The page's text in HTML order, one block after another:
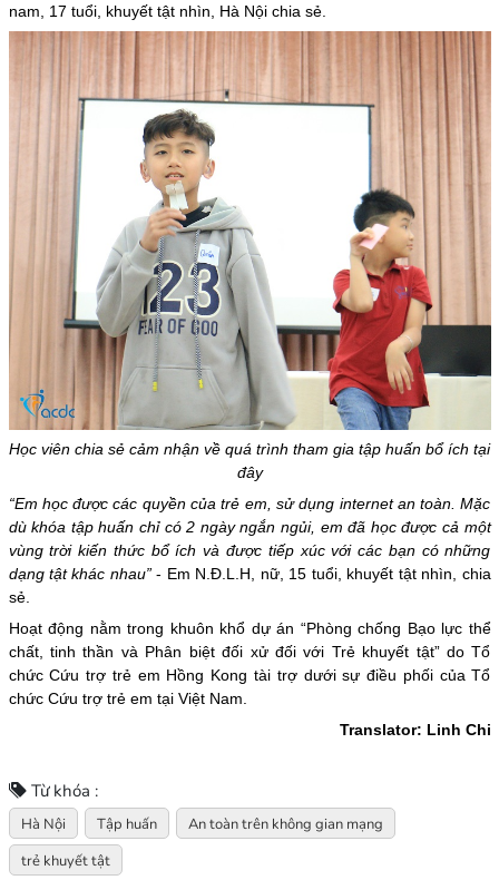
nam, 17 tuổi, khuyết tật nhìn, Hà Nội chia sẻ.
Học viên chia sẻ cảm nhận về quá trình tham gia tập huấn bổ ích tại
đây
“Em học được các quyền của trẻ em, sử dụng internet an toàn. Mặc
dù khóa tập huấn chỉ có 2 ngày ngắn ngủi, em đã học được cả một
vùng trời kiến thức bổ ích và được tiếp xúc với các bạn có những
dạng tật khác nhau”- Em N.Đ.L.H, nữ, 15 tuổi, khuyết tật nhìn, chia
sẻ.
Hoạt động nằm trong khuôn khổ dự án “Phòng chống Bạo lực thể
chất, tinh thần và Phân biệt đối xử đối với Trẻ khuyết tật” do Tổ
chức Cứu trợ trẻ em Hồng Kong tài trợ dưới sự điều phối của Tổ
chức Cứu trợ trẻ em tại Việt Nam.
Translator: Linh Chi
Từ khóa :
Hà Nội Tập huấn
An toàn trên không gian mạng
trẻ khuyết tật